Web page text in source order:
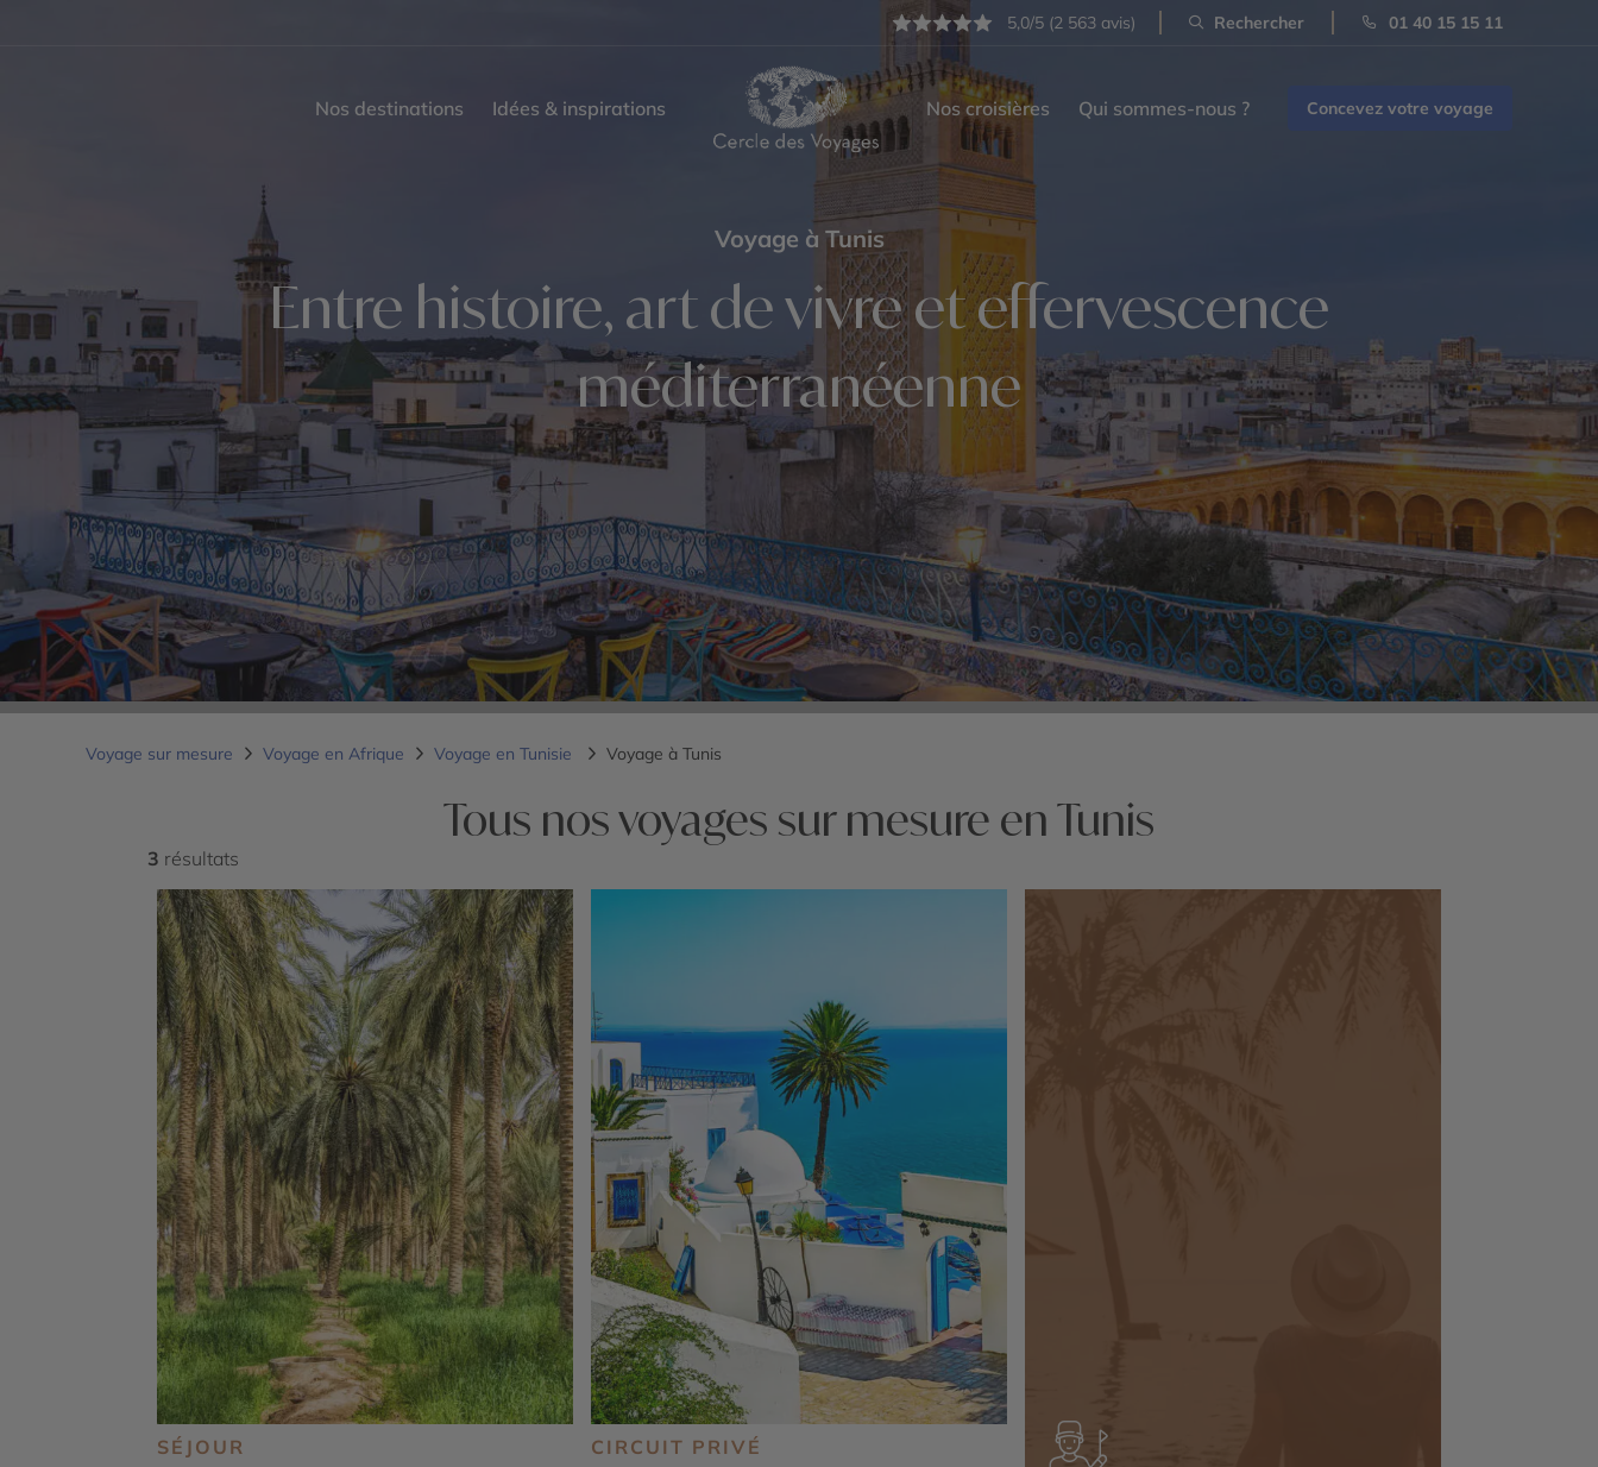
5,0/5 (2 563 avis) Rechercher 01 40 15 15 11
Nos destinations Idées & inspirations Nos croisières Qui sommes-nous ? Concevez votre voyage
Voyage à Tunis
Entre histoire, art de vivre et effervescence
méditerranéenne
Voyage sur mesure Voyage en Afrique Voyage en Tunisie Voyage à Tunis
Tous nos voyages sur mesure en Tunis
3 résultats
SÉJOUR CIRCUIT PRIVÉ